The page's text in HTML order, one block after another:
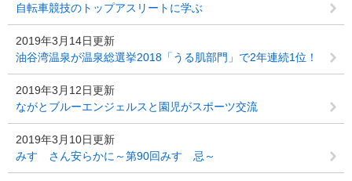
自転車競技のトップアスリートに学ぶ
2019年3月14日更新
油谷湾温泉が温泉総選挙2018「うる肌部門」で2年連続1位！
2019年3月12日更新
ながとブルーエンジェルスと園児がスポーツ交流
2019年3月10日更新
みすゞさん安らかに～第90回みすゞ忌～